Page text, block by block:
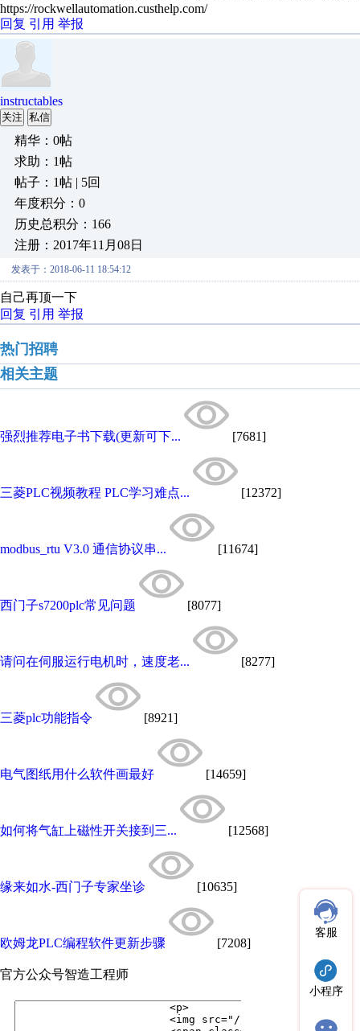
https://rockwellautomation.custhelp.com/
回复 引用 举报
instructables
关注 私信
精华：0帖
求助：1帖
帖子：1帖 | 5回
年度积分：0
历史总积分：166
注册：2017年11月08日
发表于：2018-06-11 18:54:12
自己再顶一下
回复 引用 举报
热门招聘
相关主题
强烈推荐电子书下载(更新可下... [7681]
三菱PLC视频教程 PLC学习难点... [12372]
modbus_rtu V3.0 通信协议串... [11674]
西门子s7200plc常见问题 [8077]
请问在伺服运行电机时，速度老... [8277]
三菱plc功能指令 [8921]
电气图纸用什么软件画最好 [14659]
如何将气缸上磁性开关接到三... [12568]
缘来如水-西门子专家坐诊 [10635]
欧姆龙PLC编程软件更新步骤 [7208]
官方公众号智造工程师
客服
小程序